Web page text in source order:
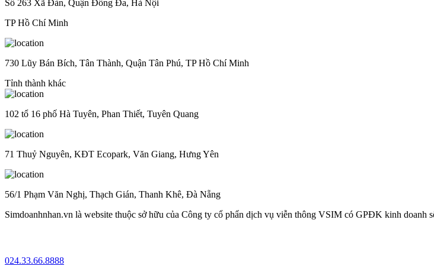
Số 263 Xã Đàn, Quận Đống Đa, Hà Nội
TP Hồ Chí Minh
730 Lũy Bán Bích, Tân Thành, Quận Tân Phú, TP Hồ Chí Minh
Tỉnh thành khác
102 tổ 16 phố Hà Tuyên, Phan Thiết, Tuyên Quang
71 Thuỷ Nguyên, KĐT Ecopark, Văn Giang, Hưng Yên
56/1 Phạm Văn Nghị, Thạch Gián, Thanh Khê, Đà Nẵng
Simdoanhnhan.vn là website thuộc sở hữu của Công ty cổ phẩn dịch vụ viễn thông VSIM có GPĐK kinh doanh
024.33.66.8888